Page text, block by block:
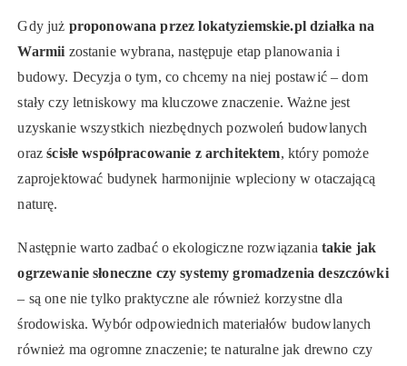
Gdy już proponowana przez lokatyziemskie.pl działka na
Warmii zostanie wybrana, następuje etap planowania i
budowy. Decyzja o tym, co chcemy na niej postawić – dom
stały czy letniskowy ma kluczowe znaczenie. Ważne jest
uzyskanie wszystkich niezbędnych pozwoleń budowlanych
orazścisłe współpracowanie z architektem, który pomoże
zaprojektować budynek harmonijnie wpleciony w otaczającą
naturę.
Następnie warto zadbać o ekologiczne rozwiązania takie jak
ogrzewanie słoneczne czy systemy gromadzenia deszczówki
– są one nie tylko praktyczne ale również korzystne dla
środowiska. Wybór odpowiednich materiałów budowlanych
również ma ogromne znaczenie; te naturalne jak drewno czy